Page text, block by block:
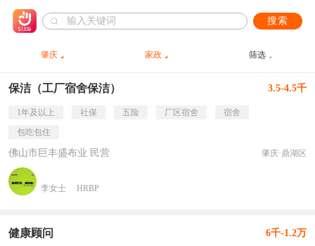
搜索
肇庆 家政 筛选
保洁（工厂宿舍保洁） 3.5-4.5千
1年及以上 社保 五险 厂区宿舍
宿舍
包吃包住
佛山市巨丰盛布业 民营 肇庆·鼎湖区
李女士 HRBP
健康顾问 6千-1.2万